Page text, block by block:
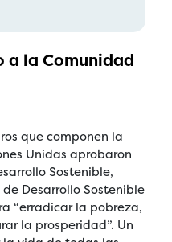
a la Comunidad
que componen la
Unidas aprobaron
Sostenible,
Desarrollo Sostenible
“erradicar la pobreza,
la prosperidad”. Un